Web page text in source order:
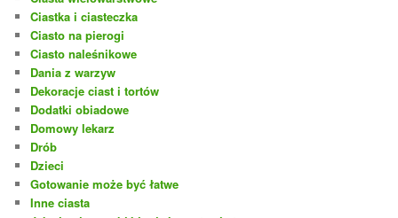
Ciastka i ciasteczka
Ciasto na pierogi
Ciasto naleśnikowe
Dania z warzyw
Dekoracje ciast i tortów
Dodatki obiadowe
Domowy lekarz
Drób
Dzieci
Gotowanie może być łatwe
Inne ciasta